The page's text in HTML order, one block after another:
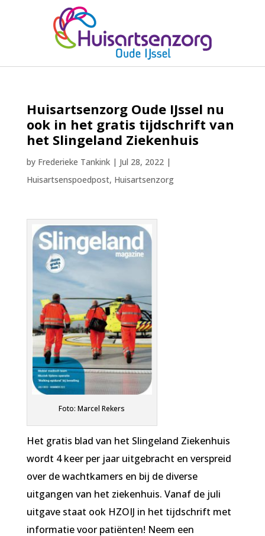
Huisartsenzorg Oude IJssel nu
ook in het gratis tijdschrift van
het Slingeland Ziekenhuis
by Frederieke Tankink| Jul 28, 2022|
Huisartsenspoedpost, Huisartsenzorg
Foto: Marcel Rekers
Het gratis blad van het Slingeland Ziekenhuis
wordt 4 keer per jaar uitgebracht en verspreid
over de wachtkamers en bij de diverse
uitgangen van het ziekenhuis. Vanaf de juli
uitgave staat ook HZOIJ in het tijdschrift met
informatie voor patiënten! Neem een